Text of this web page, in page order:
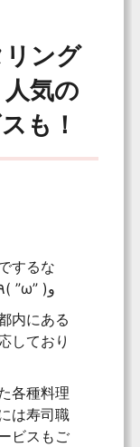
ング
気の
も！
するな
ら、ケータリングジャパンです٩( ”ω” )و
内にある
しており
各種料理
は寿司職
ビスもご